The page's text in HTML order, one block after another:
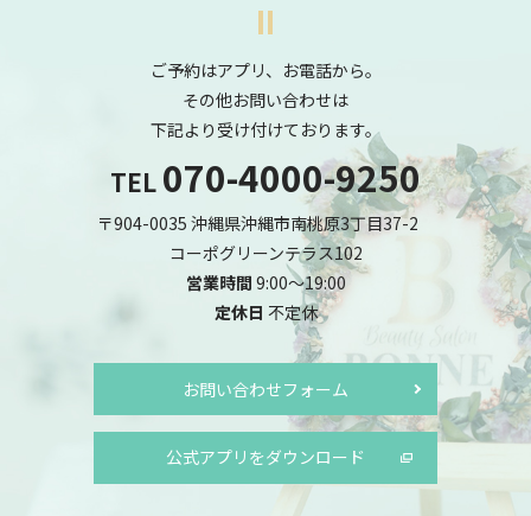
ご予約はアプリ、お電話から。
その他お問い合わせは
下記より受け付けております。
TEL 070-4000-9250
〒904-0035 沖縄県沖縄市南桃原3丁目37-2
コーポグリーンテラス102
営業時間 9:00～19:00
定休日 不定休
お問い合わせフォーム
公式アプリをダウンロード